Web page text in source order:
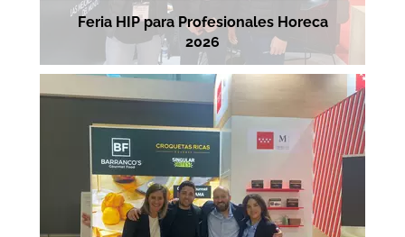
Feria HIP para Profesionales Horeca
2026